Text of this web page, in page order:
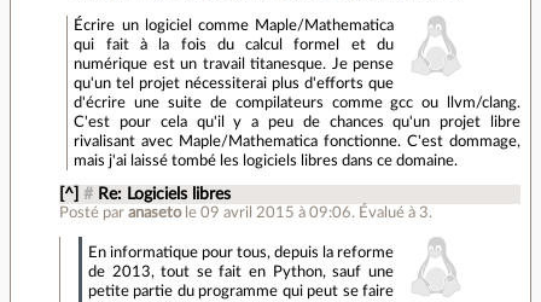
Écrire un logiciel comme Maple/Mathematica
qui fait à la fois du calcul formel et du
numérique est un travail titanesque. Je pense
qu'un tel projet nécessiterai plus d'efforts que
d'écrire une suite de compilateurs comme gcc ou llvm/clang.
C'est pour cela qu'il y a peu de chances qu'un projet libre
rivalisant avec Maple/Mathematica fonctionne. C'est dommage,
mais j'ai laissé tombé les logiciels libres dans ce domaine.
[^] # Re: Logiciels libres
Posté par anaseto le 09 avril 2015 à 09:06.Évalué à 3.
En informatique pour tous, depuis la reforme
de 2013, tout se fait en Python, sauf une
petite partie du programme qui peut se faire